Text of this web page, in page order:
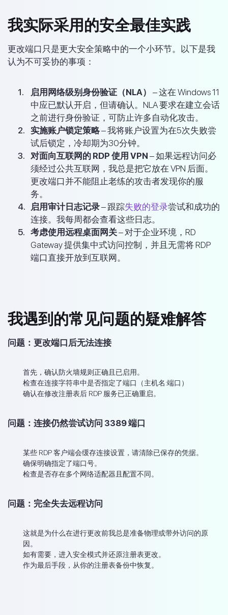
我实际采用的安全最佳实践
更改端口只是更大安全策略中的一个小环节。以下是我
认为不可妥协的事项：
启用网络级别身份验证（NLA）
– 这在 Windows 11
中应已默认开启，但请确认。NLA 要求在建立会话
之前进行身份验证，可防止许多自动化攻击。
实施账户锁定策略– 我将账户设置为在5次失败尝
试后锁定，冷却期为30分钟。
对面向互联网的 RDP 使用 VPN – 如果远程访问必
须经过公共互联网，我总是把它放在 VPN 后面。
更改端口并不能阻止老练的攻击者发现你的服
务。
启用审计日志记录– 跟踪失败的登录尝试和成功的
连接。我每周都会查看这些日志。
考虑使用远程桌面网关– 对于企业环境，RD
Gateway 提供集中式访问控制，并且无需将 RDP
端口直接开放到互联网。
我遇到的常见问题的疑难解答
问题：更改端口后无法连接
首先，确认防火墙规则正确且已启用。
检查在连接字符串中是否指定了端口（主机名:端口）
确认在修改注册表后 RDP 服务已正确重启。
问题：连接仍然尝试访问 3389 端口
某些 RDP 客户端会缓存连接设置，请清除已保存的凭据。
确保明确指定了端口号。
检查是否存在多个网络适配器且配置不同。
问题：完全失去远程访问
这就是为什么在进行更改前我总是准备物理或带外访问的原
因。
如有需要，进入安全模式并还原注册表更改。
作为最后手段，从你的注册表备份中恢复。